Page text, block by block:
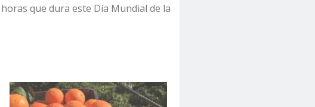
que dura este Día Mundial de la